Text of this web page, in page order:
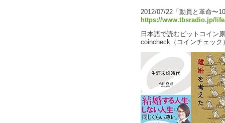
2012/07/22「動員と革命〜
https://www.tbsradio.jp/
日本語で読むビットコイン
coincheck（コインチェッ